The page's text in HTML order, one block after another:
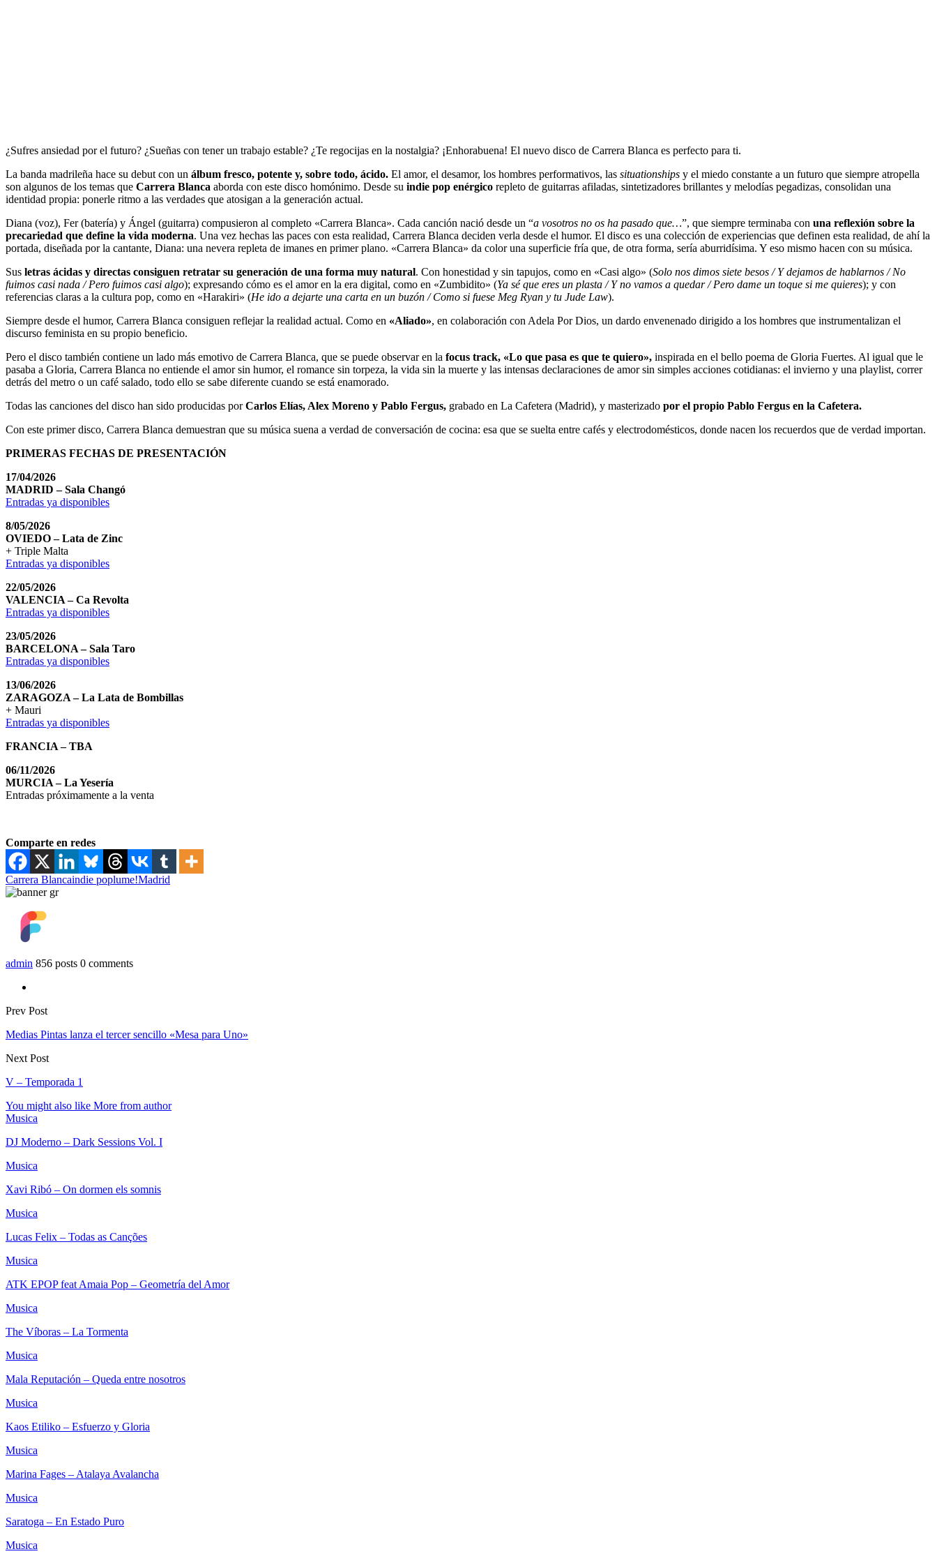
¿Sufres ansiedad por el futuro? ¿Sueñas con tener un trabajo estable? ¿Te regocijas en la nostalgia? ¡Enhorabuena! El nuevo disco de Carrera Blanca es perfecto para ti.
La banda madrileña hace su debut con un álbum fresco, potente y, sobre todo, ácido. El amor, el desamor, los hombres performativos, las situationships y el miedo constante a un futuro que siempre atropella
son algunos de los temas que Carrera Blanca aborda con este disco homónimo. Desde su indie pop enérgico repleto de guitarras afiladas, sintetizadores brillantes y melodías pegadizas, consolidan una
identidad propia: ponerle ritmo a las verdades que atosigan a la generación actual.
Diana (voz), Fer (batería) y Ángel (guitarra) compusieron al completo «Carrera Blanca». Cada canción nació desde un “a vosotros no os ha pasado que…”, que siempre terminaba con una reflexión sobre la
precariedad que define la vida moderna. Una vez hechas las paces con esta realidad, Carrera Blanca deciden verla desde el humor. El disco es una colección de experiencias que definen esta realidad, de ahí la
portada, diseñada por la cantante, Diana: una nevera repleta de imanes en primer plano. «Carrera Blanca» da color una superficie fría que, de otra forma, sería aburridísima. Y eso mismo hacen con su música.
Sus letras ácidas y directas consiguen retratar su generación de una forma muy natural. Con honestidad y sin tapujos, como en «Casi algo» (Solo nos dimos siete besos / Y dejamos de hablarnos / No
fuimos casi nada / Pero fuimos casi algo); expresando cómo es el amor en la era digital, como en «Zumbidito» (Ya sé que eres un plasta / Y no vamos a quedar / Pero dame un toque si me quieres); y con
referencias claras a la cultura pop, como en «Harakiri» (He ido a dejarte una carta en un buzón / Como si fuese Meg Ryan y tu Jude Law).
Siempre desde el humor, Carrera Blanca consiguen reflejar la realidad actual. Como en «Aliado», en colaboración con Adela Por Dios, un dardo envenenado dirigido a los hombres que instrumentalizan el
discurso feminista en su propio beneficio.
Pero el disco también contiene un lado más emotivo de Carrera Blanca, que se puede observar en la focus track, «Lo que pasa es que te quiero», inspirada en el bello poema de Gloria Fuertes. Al igual que le
pasaba a Gloria, Carrera Blanca no entiende el amor sin humor, el romance sin torpeza, la vida sin la muerte y las intensas declaraciones de amor sin simples acciones cotidianas: el invierno y una playlist, correr
detrás del metro o un café salado, todo ello se sabe diferente cuando se está enamorado.
Todas las canciones del disco han sido producidas porCarlos Elías, Alex Moreno y Pablo Fergus, grabado en La Cafetera (Madrid), y masterizado por el propio Pablo Fergus en la Cafetera.
Con este primer disco, Carrera Blanca demuestran que su música suena a verdad de conversación de cocina: esa que se suelta entre cafés y electrodomésticos, donde nacen los recuerdos que de verdad importan.
PRIMERAS FECHAS DE PRESENTACIÓN
17/04/2026
MADRID – Sala Changó
Entradas ya disponibles
8/05/2026
OVIEDO – Lata de Zinc
+ Triple Malta
Entradas ya disponibles
22/05/2026
VALENCIA – Ca Revolta
Entradas ya disponibles
23/05/2026
BARCELONA – Sala Taro
Entradas ya disponibles
13/06/2026
ZARAGOZA – La Lata de Bombillas
+ Mauri
Entradas ya disponibles
FRANCIA – TBA
06/11/2026
MURCIA – La Yesería
Entradas próximamente a la venta
Comparte en redes
Carrera Blancaindie poplume!Madrid
admin 856 posts 0 comments
Prev Post
Medias Pintas lanza el tercer sencillo «Mesa para Uno»
Next Post
V – Temporada 1
You might also like More from author
Musica
DJ Moderno – Dark Sessions Vol. I
Musica
Xavi Ribó – On dormen els somnis
Musica
Lucas Felix – Todas as Canções
Musica
ATK EPOP feat Amaia Pop – Geometría del Amor
Musica
The Víboras – La Tormenta
Musica
Mala Reputación – Queda entre nosotros
Musica
Kaos Etiliko – Esfuerzo y Gloria
Musica
Marina Fages – Atalaya Avalancha
Musica
Saratoga – En Estado Puro
Musica